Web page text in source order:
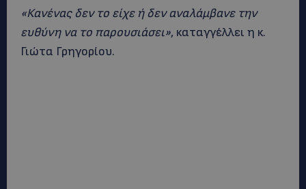
«Κανένας δεν το είχε ή δεν αναλάμβανε την
ευθύνη να το παρουσιάσει», καταγγέλλει η κ.
Γιώτα Γρηγορίου.